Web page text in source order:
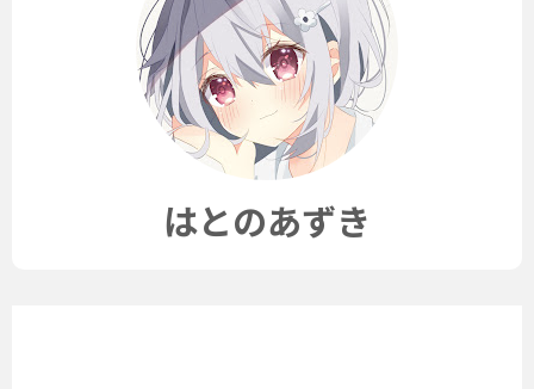
はとのあずき